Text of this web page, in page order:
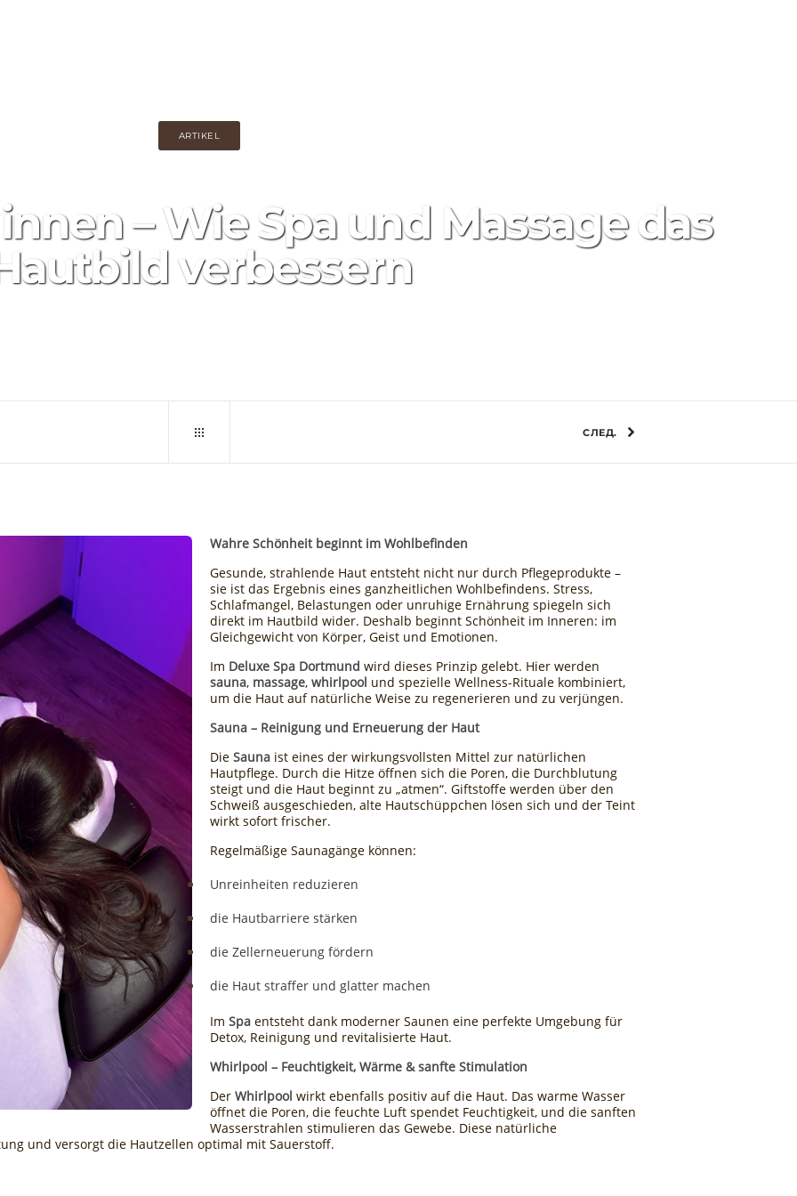
ARTIKEL
– Wie Spa und Massage das
verbessern
СЛЕД.
Wahre Schönheit beginnt im Wohlbefinden
Gesunde, strahlende Haut entsteht nicht nur durch Pflegeprodukte –
sie ist das Ergebnis eines ganzheitlichen Wohlbefindens. Stress,
Schlafmangel, Belastungen oder unruhige Ernährung spiegeln sich
direkt im Hautbild wider. Deshalb beginnt Schönheit im Inneren: im
Gleichgewicht von Körper, Geist und Emotionen.
Im Deluxe Spa Dortmund wird dieses Prinzip gelebt. Hier werden
sauna, massage,whirlpool und spezielle Wellness-Rituale kombiniert,
um die Haut auf natürliche Weise zu regenerieren und zu verjüngen.
Sauna – Reinigung und Erneuerung der Haut
DieSauna ist eines der wirkungsvollsten Mittel zur natürlichen
Hautpflege. Durch die Hitze öffnen sich die Poren, die Durchblutung
steigt und die Haut beginnt zu „atmen“. Giftstoffe werden über den
Schweiß ausgeschieden, alte Hautschüppchen lösen sich und der Teint
wirkt sofort frischer.
Regelmäßige Saunagänge können:
Unreinheiten reduzieren
die Hautbarriere stärken
die Zellerneuerung fördern
die Haut straffer und glatter machen
ImSpa entsteht dank moderner Saunen eine perfekte Umgebung für
Detox, Reinigung und revitalisierte Haut.
Whirlpool – Feuchtigkeit, Wärme & sanfte Stimulation
DerWhirlpool wirkt ebenfalls positiv auf die Haut. Das warme Wasser
öffnet die Poren, die feuchte Luft spendet Feuchtigkeit, und die sanften
Wasserstrahlen stimulieren das Gewebe. Diese natürliche
und versorgt die Hautzellen optimal mit Sauerstoff.